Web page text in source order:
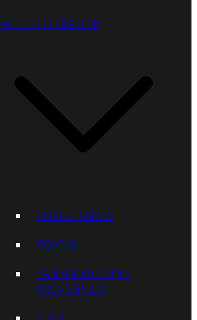
WESTLICHE KARIBIK
CORN ISLANDS
ROATAN
SAN ANDRES UND
PROVIDENCIA